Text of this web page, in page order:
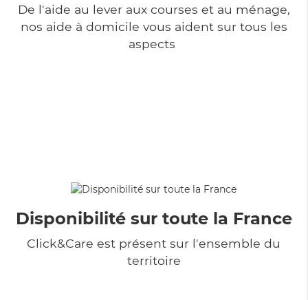
De l'aide au lever aux courses et au ménage,
nos aide à domicile vous aident sur tous les
aspects
Disponibilité sur toute la France
Click&Care est présent sur l'ensemble du
territoire